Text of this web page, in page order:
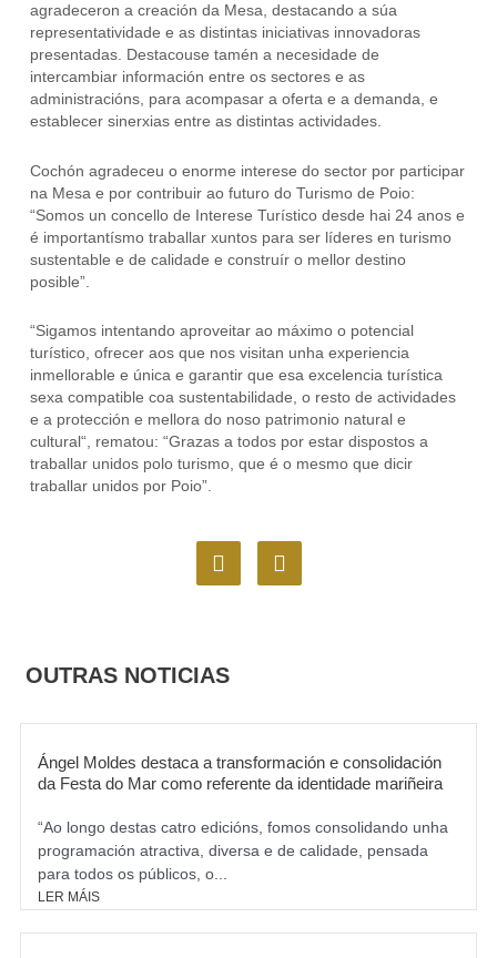
agradeceron a creación da Mesa, destacando a súa
representatividade e as distintas iniciativas innovadoras
presentadas. Destacouse tamén a necesidade de
intercambiar información entre os sectores e as
administracións, para acompasar a oferta e a demanda, e
establecer sinerxias entre as distintas actividades.
Cochón agradeceu o enorme interese do sector por participar
na Mesa e por contribuir ao futuro do Turismo de Poio:
“Somos un concello de Interese Turístico desde hai 24 anos e
é importantísmo traballar xuntos para ser líderes en turismo
sustentable e de calidade e construír o mellor destino
posible”.
“Sigamos intentando aproveitar ao máximo o potencial
turístico, ofrecer aos que nos visitan unha experiencia
inmellorable e única e garantir que esa excelencia turística
sexa compatible coa sustentabilidade, o resto de actividades
e a protección e mellora do noso patrimonio natural e
cultural“, rematou: “Grazas a todos por estar dispostos a
traballar unidos polo turismo, que é o mesmo que dicir
traballar unidos por Poio”.
F
a
o
o
I
n
m
OUTRAS NOTICIAS
Ángel Moldes destaca a transformación e consolidación
da Festa do Mar como referente da identidade mariñeira
“Ao longo destas catro edicións, fomos consolidando unha
programación atractiva, diversa e de calidade, pensada
para todos os públicos, o...
LER MÁIS